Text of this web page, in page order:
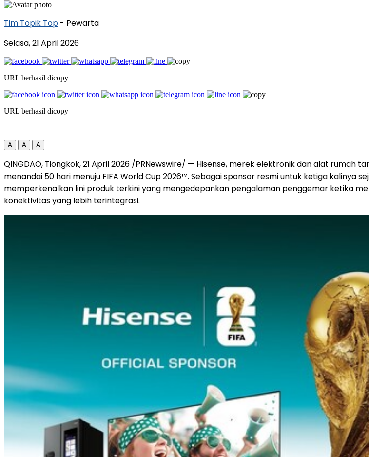
Tim Topik Top - Pewarta
Selasa, 21 April 2026
URL berhasil dicopy
URL berhasil dicopy
A A A
QINGDAO, Tiongkok, 21 April 2026 /PRNewswire/ — Hisense, merek elektronik dan alat
menandai 50 hari menuju FIFA World Cup 2026™. Sebagai sponsor resmi untuk ketiga kalinya
memperkenalkan lini produk terkini yang mengedepankan pengalaman penggemar ketika
konektivitas yang lebih terintegrasi.